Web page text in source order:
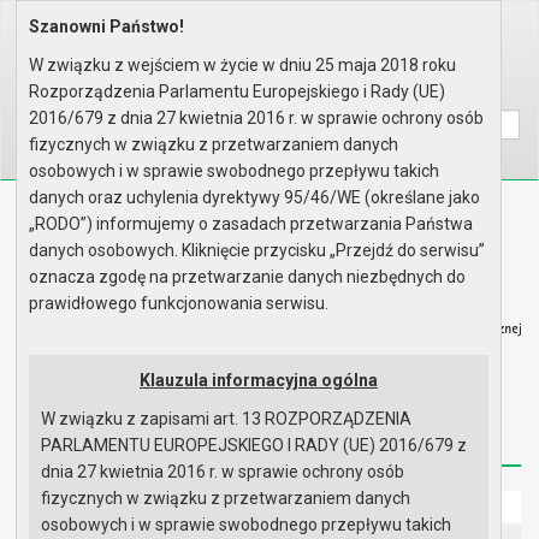
Home Prawo lokalne
Wyszukaj na stronie:
A AA
Biuletyn Informacji Publicznej
Urząd Miasta i Gminy w Gryfinie
Redakcja Instrukcja korzystania Dostępność
Strona główna
Szanowni Państwo!
W związku z wejściem w życie w dniu 25 maja 2018 roku
Rozporządzenia Parlamentu Europejskiego i Rady (UE)
2016/679 z dnia 27 kwietnia 2016 r. w sprawie ochrony osób
fizycznych w związku z przetwarzaniem danych
osobowych i w sprawie swobodnego przepływu takich
danych oraz uchylenia dyrektywy 95/46/WE (określane jako
„RODO”) informujemy o zasadach przetwarzania Państwa
danych osobowych. Kliknięcie przycisku „Przejdź do serwisu”
oznacza zgodę na przetwarzanie danych niezbędnych do
prawidłowego funkcjonowania serwisu.
Klauzula informacyjna ogólna
W związku z zapisami art. 13 ROZPORZĄDZENIA
PARLAMENTU EUROPEJSKIEGO I RADY (UE) 2016/679 z
dnia 27 kwietnia 2016 r. w sprawie ochrony osób
fizycznych w związku z przetwarzaniem danych
osobowych i w sprawie swobodnego przepływu takich